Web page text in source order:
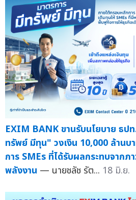
EXIM BANK ขานรับนโยบาย ธป
ทรัพย์ มีทุน" วงเงิน 10,000 ล้านบ
การ SMEs ที่ได้รับผลกระทบจากภ
พลังงาน — นายชลัช รัต... 18 มิ.ย.